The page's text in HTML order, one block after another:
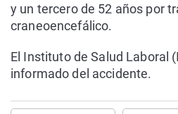
y un tercero de 52 años por
craneoencefálico.
El Instituto de Salud Laboral
informado del accidente.